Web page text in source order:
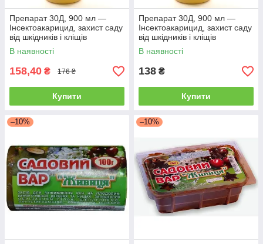
Препарат 30Д, 900 мл —
Інсектоакарицид, захист саду
від шкідників і кліщів
В наявності
158,40 ₴ 176 ₴
Купити
Препарат 30Д, 900 мл —
Інсектоакарицид, захист саду
від шкідників і кліщів
В наявності
138 ₴
Купити
–10% –10%